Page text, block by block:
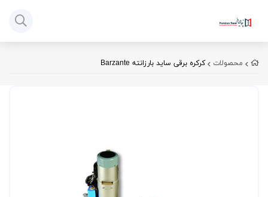
محصولات کرکره برقی ساید بارزانته Barzante